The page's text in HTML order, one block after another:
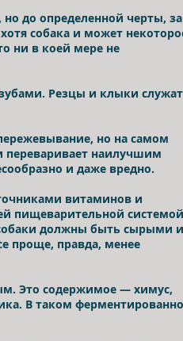
до определенной черты, за
собака и может
ни в коей мере не
Резцы и клыки служат
но на самом
переваривает наилучшим
и даже вредно.
витаминов и
пищеварительной системой
должны быть сырыми и
проще, правда, менее
Это содержимое — химус,
В таком